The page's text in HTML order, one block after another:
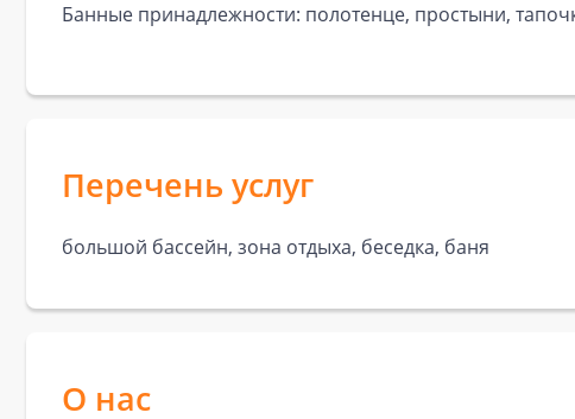
Банные принадлежности: полотенце, простыни,
Перечень услуг
большой бассейн, зона отдыха, беседка, баня
О нас